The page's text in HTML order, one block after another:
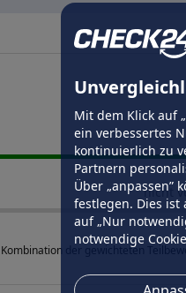
Mit dem Klick auf
ein verbessertes
kontinuierlich zu
Partnern
Über „anpassen”
festlegen. Dies
auf „Nur
notwendige
nicht
der gewichteten